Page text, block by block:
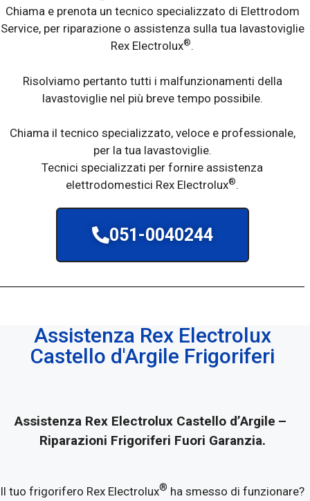
Chiama e prenota un tecnico specializzato di Elettrodom
Service, per riparazione o assistenza sulla tua lavastoviglie
Rex Electrolux®.
Risolviamo pertanto tutti i malfunzionamenti della
lavastoviglie nel più breve tempo possibile.
Chiama il tecnico specializzato, veloce e professionale,
per la tua lavastoviglie.
Tecnici specializzati per fornire assistenza
elettrodomestici Rex Electrolux®.
051-0040244
Assistenza Rex Electrolux
Castello d'Argile Frigoriferi
Assistenza Rex Electrolux Castello d’Argile –
Riparazioni Frigoriferi Fuori Garanzia.
Il tuo frigorifero Rex Electrolux® ha smesso di funzionare?